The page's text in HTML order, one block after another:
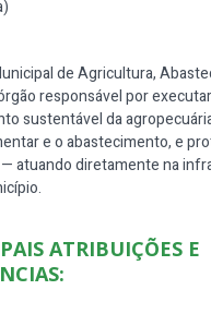
de Agricultura,
responsável por
sustentável da
e o abastecimento, e
— atuando diretamente na
ATRIBUIÇÕES E